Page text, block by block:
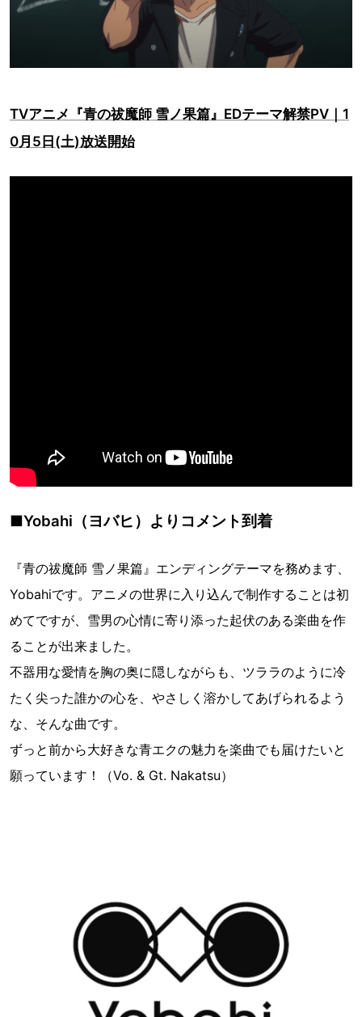
TVアニメ『青の祓魔師 雪ノ果篇』EDテーマ解禁PV｜1
0月5日(土)放送開始
■Yobahi（ヨバヒ）よりコメント到着
『青の祓魔師 雪ノ果篇』エンディングテーマを務めます、
Yobahiです。アニメの世界に入り込んで制作することは初
めてですが、雪男の心情に寄り添った起伏のある楽曲を作
ることが出来ました。
不器用な愛情を胸の奥に隠しながらも、ツララのように冷
たく尖った誰かの心を、やさしく溶かしてあげられるよう
な、そんな曲です。
ずっと前から大好きな青エクの魅力を楽曲でも届けたいと
願っています！（Vo. & Gt. Nakatsu）